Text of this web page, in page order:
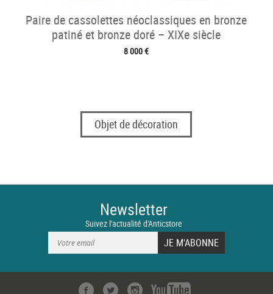
Paire de cassolettes néoclassiques en bronze
patiné et bronze doré – XIXe siècle
8 000 €
Objet de décoration
Newsletter
Suivez l'actualité d'Anticstore